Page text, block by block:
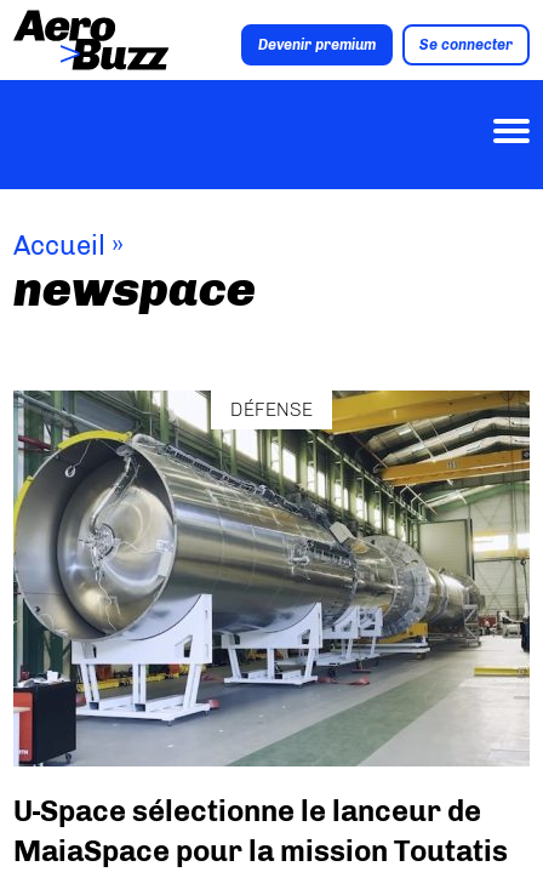
Devenir premium Se connecter
Accueil »
newspace
DÉFENSE
U-Space sélectionne le lanceur de
MaiaSpace pour la mission Toutatis